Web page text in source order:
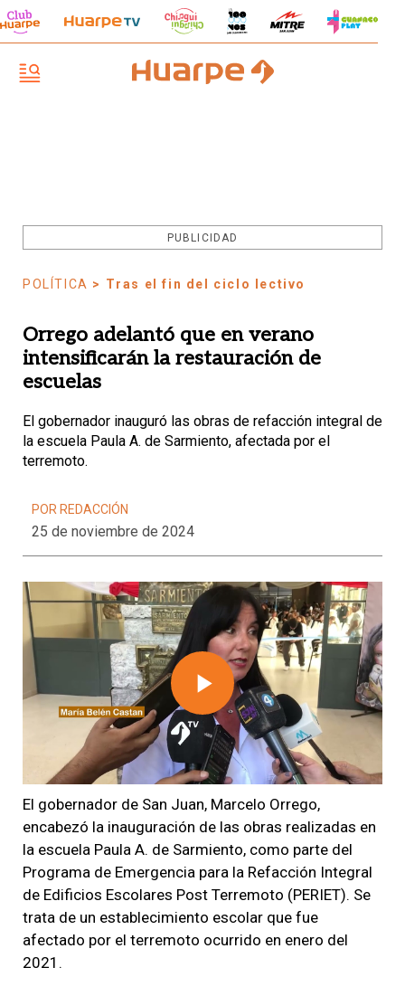
PUBLICIDAD
POLÍTICA > Tras el fin del ciclo lectivo
Orrego adelantó que en verano
intensificarán la restauración de
escuelas
El gobernador inauguró las obras de refacción integral de
la escuela Paula A. de Sarmiento, afectada por el
terremoto.
POR REDACCIÓN
25 de noviembre de 2024
Play
Video
El gobernador de San Juan, Marcelo Orrego,
encabezó la inauguración de las obras realizadas en
la escuela Paula A. de Sarmiento, como parte del
Programa de Emergencia para la Refacción Integral
de Edificios Escolares Post Terremoto (PERIET). Se
trata de un establecimiento escolar que fue
afectado por el terremoto ocurrido en enero del
2021.